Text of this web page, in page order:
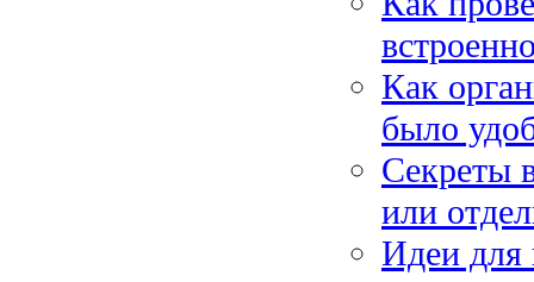
Как
было
Секреты
или
Идеи для